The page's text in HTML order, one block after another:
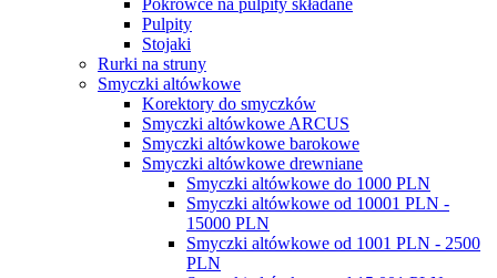
Pokrowce na pulpity składane
Pulpity
Stojaki
Rurki na struny
Smyczki altówkowe
Korektory do smyczków
Smyczki altówkowe ARCUS
Smyczki altówkowe barokowe
Smyczki altówkowe drewniane
Smyczki altówkowe do 1000 PLN
Smyczki altówkowe od 10001 PLN -
15000 PLN
Smyczki altówkowe od 1001 PLN - 2500
PLN